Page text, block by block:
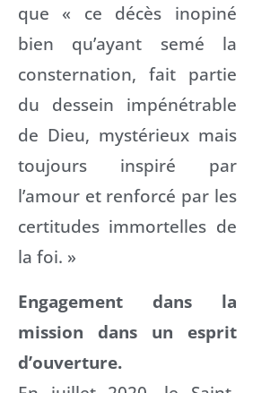
que « ce décès inopiné
bien qu’ayant semé la
consternation, fait partie
du dessein impénétrable
de Dieu, mystérieux mais
toujours inspiré par
l’amour et renforcé par les
certitudes immortelles de
la foi. »
Engagement dans la
mission dans un esprit
d’ouverture.